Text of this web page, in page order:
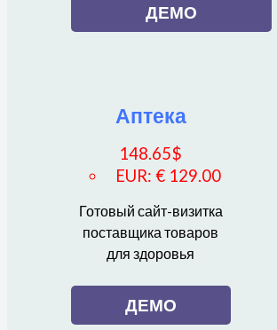
ДЕМО
Аптека
148.65$
EUR:€ 129.00
Готовый сайт-визитка
поставщика товаров
для здоровья
ДЕМО